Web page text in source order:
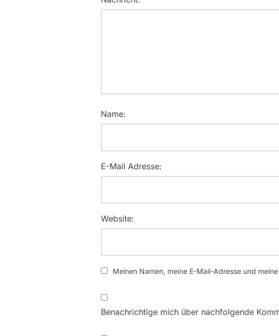
Name:
E-Mail Adresse:
Website:
Meinen Namen, meine E-Mail-Adresse und
Benachrichtige mich über nachfolgende